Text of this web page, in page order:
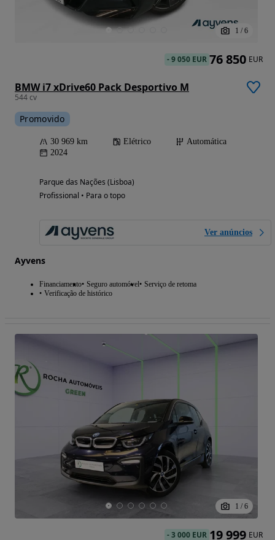
1 / 6
BMW i7 xDrive60 Pack Desportivo M
544 cv
Promovido
30 969 km Elétrico
Automática
2024
Parque das Nações (Lisboa)
Profissional • Para o topo
Ver anúncios
Ayvens
Financiamento Seguro automóvel Serviço de retoma
Verificação de histórico
-9 050 EUR 76 850 EUR
1 / 6
-3 000 EUR 19 999 EUR